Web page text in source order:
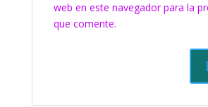
web en este navegador para la
que comente.